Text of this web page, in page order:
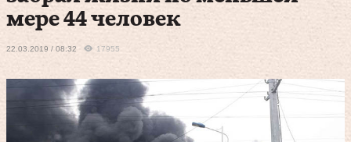
мере 44 человек
22.03.2019 / 08:32 17955